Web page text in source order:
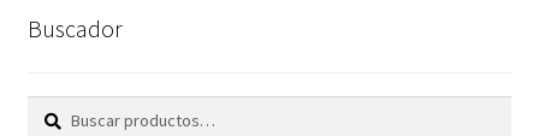
Buscador
Buscar
Buscar